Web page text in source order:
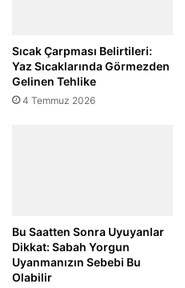
Sıcak Çarpması Belirtileri:
Yaz Sıcaklarında Görmezden
Gelinen Tehlike
4 Temmuz 2026
Bu Saatten Sonra Uyuyanlar
Dikkat: Sabah Yorgun
Uyanmanızın Sebebi Bu
Olabilir